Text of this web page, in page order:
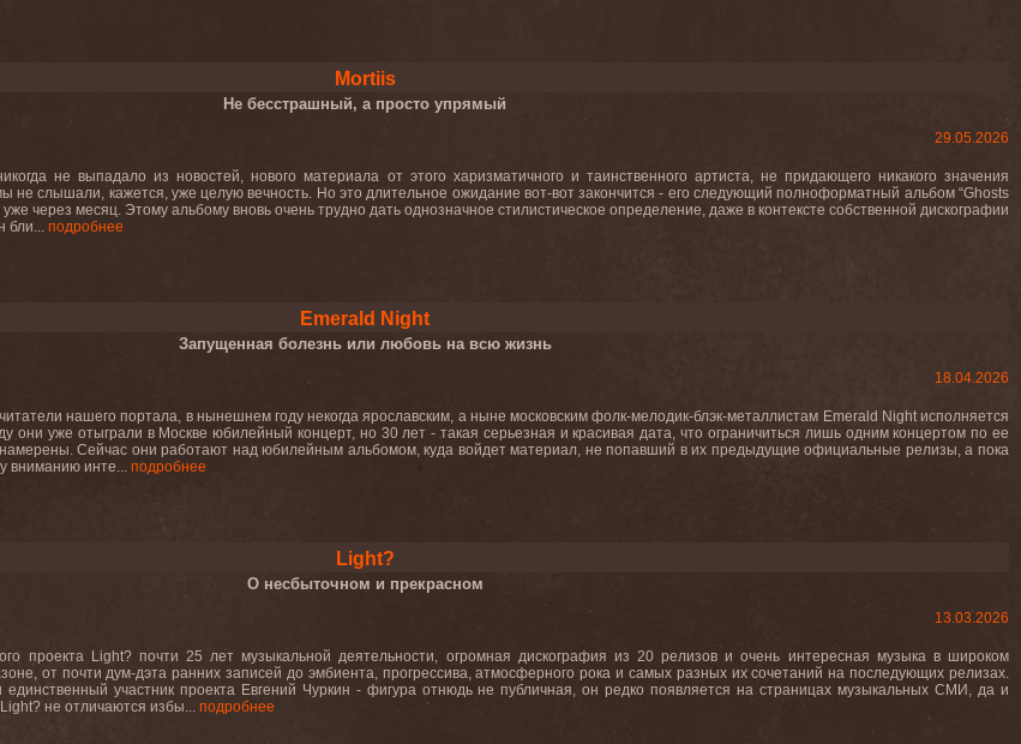
Mortiis
Не бесстрашный, а просто упрямый
29.05.2026
не выпадало из новостей, нового материала от этого харизматичного и таинственного артиста, не придающего никакого значения
не слышали, кажется, уже целую вечность. Но это длительное ожидание вот-вот закончится - его следующий полноформатный альбом “Ghosts
уже через месяц. Этому альбому вновь очень трудно дать однозначное стилистическое определение, даже в контексте собственной дискографии
бли... подробнее
Emerald Night
Запущенная болезнь или любовь на всю жизнь
18.04.2026
нашего портала, в нынешнем году некогда ярославским, а ныне московским фолк-мелодик-блэк-металлистам Emerald Night исполняется
они уже отыграли в Москве юбилейный концерт, но 30 лет - такая серьезная и красивая дата, что ограничиться лишь одним концертом по ее
Сейчас они работают над юбилейным альбомом, куда войдет материал, не попавший в их предыдущие официальные релизы, а пока
вниманию инте... подробнее
Light?
О несбыточном и прекрасном
13.03.2026
проекта Light? почти 25 лет музыкальной деятельности, огромная дискография из 20 релизов и очень интересная музыка в широком
от почти дум-дэта ранних записей до эмбиента, прогрессива, атмосферного рока и самых разных их сочетаний на последующих релизах.
единственный участник проекта Евгений Чуркин - фигура отнюдь не публичная, он редко появляется на страницах музыкальных СМИ, да и
не отличаются избы... подробнее